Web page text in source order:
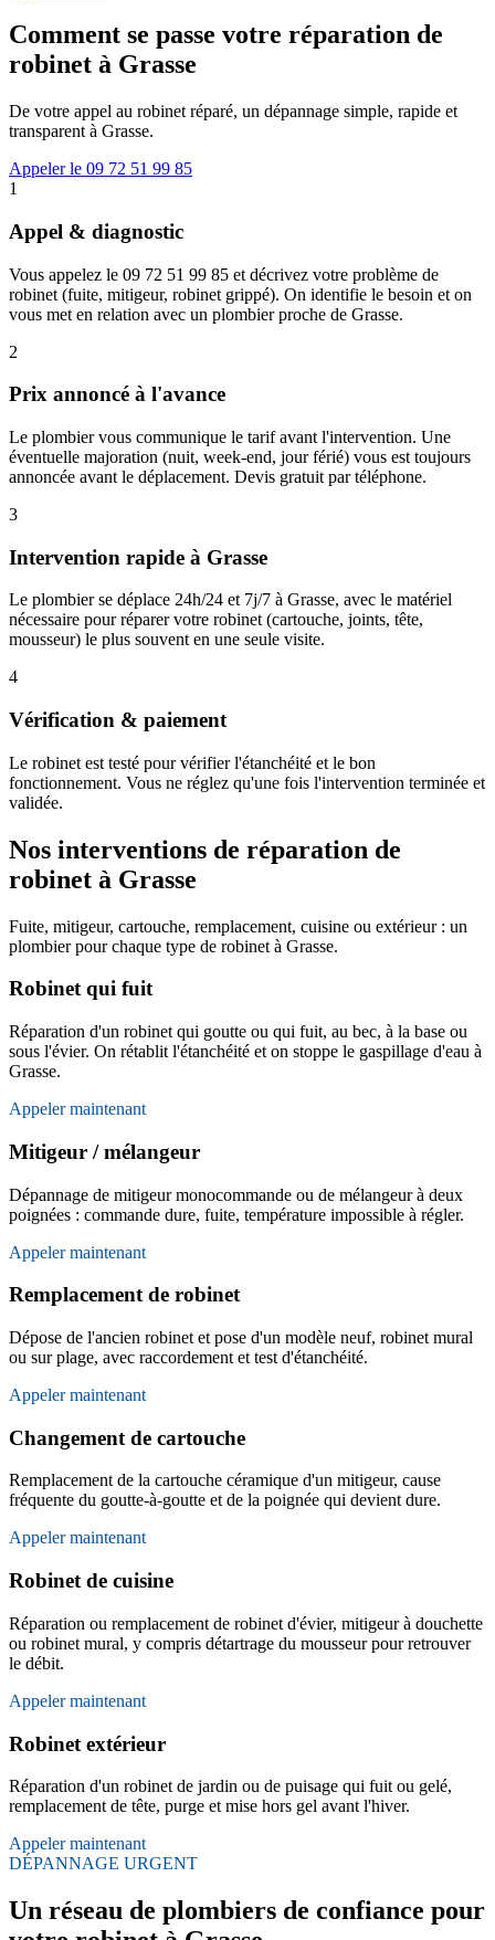
Comment se passe votre réparation de
robinet à Grasse
De votre appel au robinet réparé, un dépannage simple, rapide et
transparent à Grasse.
Appeler le 09 72 51 99 85
1
Appel & diagnostic
Vous appelez le 09 72 51 99 85 et décrivez votre problème de
robinet (fuite, mitigeur, robinet grippé). On identifie le besoin et on
vous met en relation avec un plombier proche de Grasse.
2
Prix annoncé à l'avance
Le plombier vous communique le tarif avant l'intervention. Une
éventuelle majoration (nuit, week-end, jour férié) vous est toujours
annoncée avant le déplacement. Devis gratuit par téléphone.
3
Intervention rapide à Grasse
Le plombier se déplace 24h/24 et 7j/7 à Grasse, avec le matériel
nécessaire pour réparer votre robinet (cartouche, joints, tête,
mousseur) le plus souvent en une seule visite.
4
Vérification & paiement
Le robinet est testé pour vérifier l'étanchéité et le bon
fonctionnement. Vous ne réglez qu'une fois l'intervention terminée et
validée.
Nos interventions de réparation de
robinet à Grasse
Fuite, mitigeur, cartouche, remplacement, cuisine ou extérieur : un
plombier pour chaque type de robinet à Grasse.
Robinet qui fuit
Réparation d'un robinet qui goutte ou qui fuit, au bec, à la base ou
sous l'évier. On rétablit l'étanchéité et on stoppe le gaspillage d'eau à
Grasse.
Appeler maintenant
Mitigeur / mélangeur
Dépannage de mitigeur monocommande ou de mélangeur à deux
poignées : commande dure, fuite, température impossible à régler.
Appeler maintenant
Remplacement de robinet
Dépose de l'ancien robinet et pose d'un modèle neuf, robinet mural
ou sur plage, avec raccordement et test d'étanchéité.
Appeler maintenant
Changement de cartouche
Remplacement de la cartouche céramique d'un mitigeur, cause
fréquente du goutte-à-goutte et de la poignée qui devient dure.
Appeler maintenant
Robinet de cuisine
Réparation ou remplacement de robinet d'évier, mitigeur à douchette
ou robinet mural, y compris détartrage du mousseur pour retrouver
le débit.
Appeler maintenant
Robinet extérieur
Réparation d'un robinet de jardin ou de puisage qui fuit ou gelé,
remplacement de tête, purge et mise hors gel avant l'hiver.
Appeler maintenant
DÉPANNAGE URGENT
Un réseau de plombiers de confiance pour